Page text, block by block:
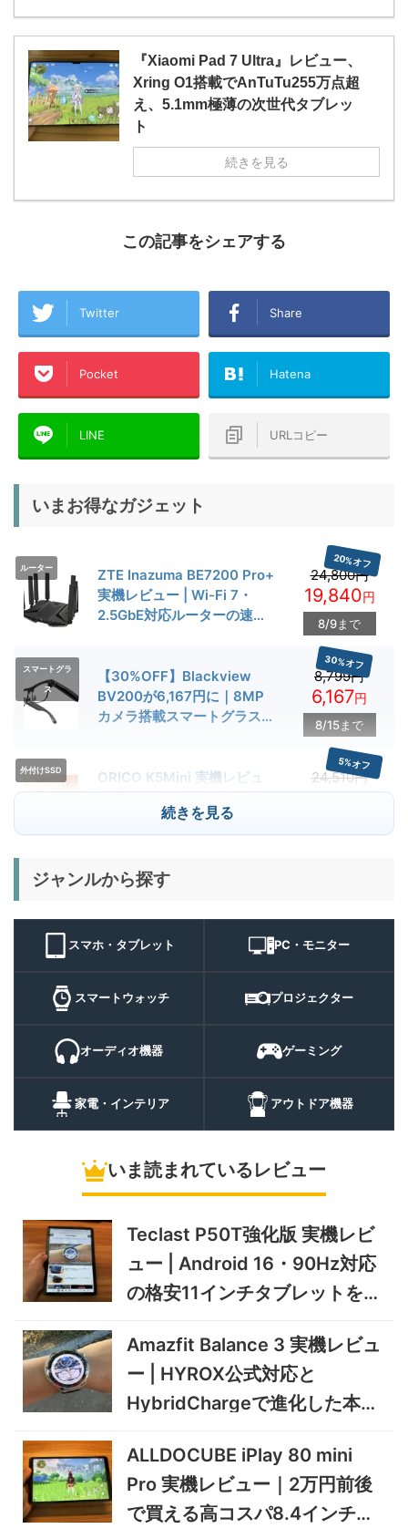
『Xiaomi Pad 7 Ultra』レビュー、
Xring O1搭載でAnTuTu255万点超
え、5.1mm極薄の次世代タブレッ
ト
続きを見る
この記事をシェアする
Twitter Share
Pocket Hatena
LINE URLコピー
いまお得なガジェット
ルーター
ZTE Inazuma BE7200 Pro+
実機レビュー | Wi-Fi 7・
2.5GbE対応ルーターの速度
24,800円
20%オフ
19,840円
8/9まで
スマートグラ
ス
【30%OFF】Blackview
BV200が6,167円に｜8MP
カメラ搭載スマートグラス用
8,799円
30%オフ
6,167円
8/15まで
外付けSSD
ORICO K5Mini 実機レビュ
ー | スマホの容量不足対策に
便利な小型外付けSSD
24,510円
5%オフ
23,284
キャンプライ
BougeRV T1 キャンプライ
3000lm・最長102時間の多
機能キャンプライトを徹底検
ッチ
機レビュー | 1万円前後で通
パスマートウォッチ
9,882
ュー | バッテリー対応で車中
泊にも使いやすいポータブル
35,131
10/9まで
BougeRV Arch Pro 200W
実機レビュー | 曲がる・軽
い・車載しやすい200Wソー
ラーパネル
37,601
11/8まで
ミニPC
GEEKOM A9 MAX 2026 実
機レビュー | Ryzen AI 9 HX
実機検証
243,900円
5%オフ
231,705
タブレット
TCL Note A1 NXTPAPER 実
機レビュー | 紙のような書き
92,980円
88,331円
ポータブル冷
蔵庫
BougeRV CRD2 V2.0 実機
レビュー｜キャスター付き2
室独立49Lポータブル冷蔵庫
36,283円
5%オフ
34,469
続きを見る
ジャンルから探す
スマホ・タブレット PC・モニター
スマートウォッチ プロジェクター
オーディオ機器 ゲーミング
家電・インテリア アウトドア機器
いま読まれているレビュー
Teclast P50T強化版 実機レビ
ュー | Android 16・90Hz対応
の格安11インチタブレットを検
Amazfit Balance 3 実機レビュ
ー | HYROX公式対応と
HybridChargeで進化した本格
ALLDOCUBE iPlay 80 mini
Pro 実機レビュー｜2万円前後
で買える高コスパ8.4インチ